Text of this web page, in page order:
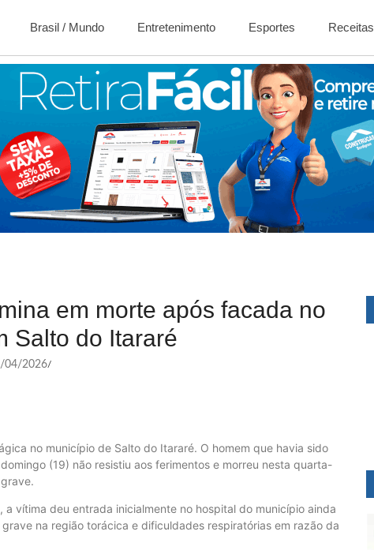
Brasil / Mundo Entretenimento Esportes Receitas
em morte após facada no
Salto do Itararé
04/2026/
no município de Salto do Itararé. O homem que havia sido
(19) não resistiu aos ferimentos e morreu nesta quarta-
vítima deu entrada inicialmente no hospital do município ainda
na região torácica e dificuldades respiratórias em razão da